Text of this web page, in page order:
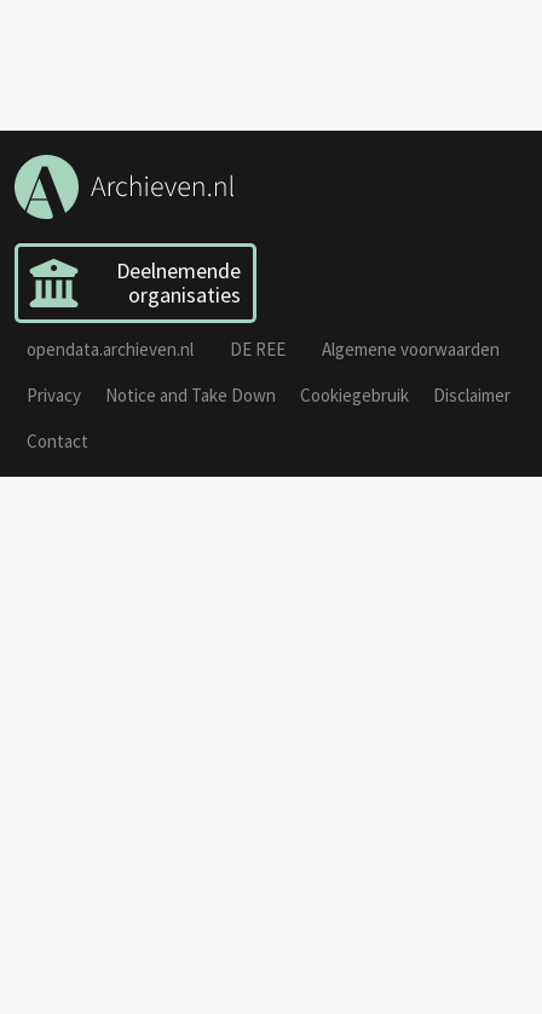
Deelnemende
organisaties
opendata.archieven.nl DE REE
Algemene voorwaarden
Privacy
Notice and Take Down Cookiegebruik
Disclaimer
Contact